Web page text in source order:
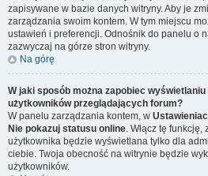
zapisywane w bazie danych witryny. Aby je
zarządzania swoim kontem. W tym miejscu
ustawień i preferencji. Odnośnik do panelu o
zazwyczaj na górze stron witryny.
Na górę
W jaki sposób można zapobiec
użytkowników przeglądających forum?
W panelu zarządzania kontem, w
Nie pokazuj statusu online. Włącz tę funkcję,
użytkownika będzie wyświetlana tylko dla
ciebie. Twoja obecność na witrynie będzie
użytkowników.